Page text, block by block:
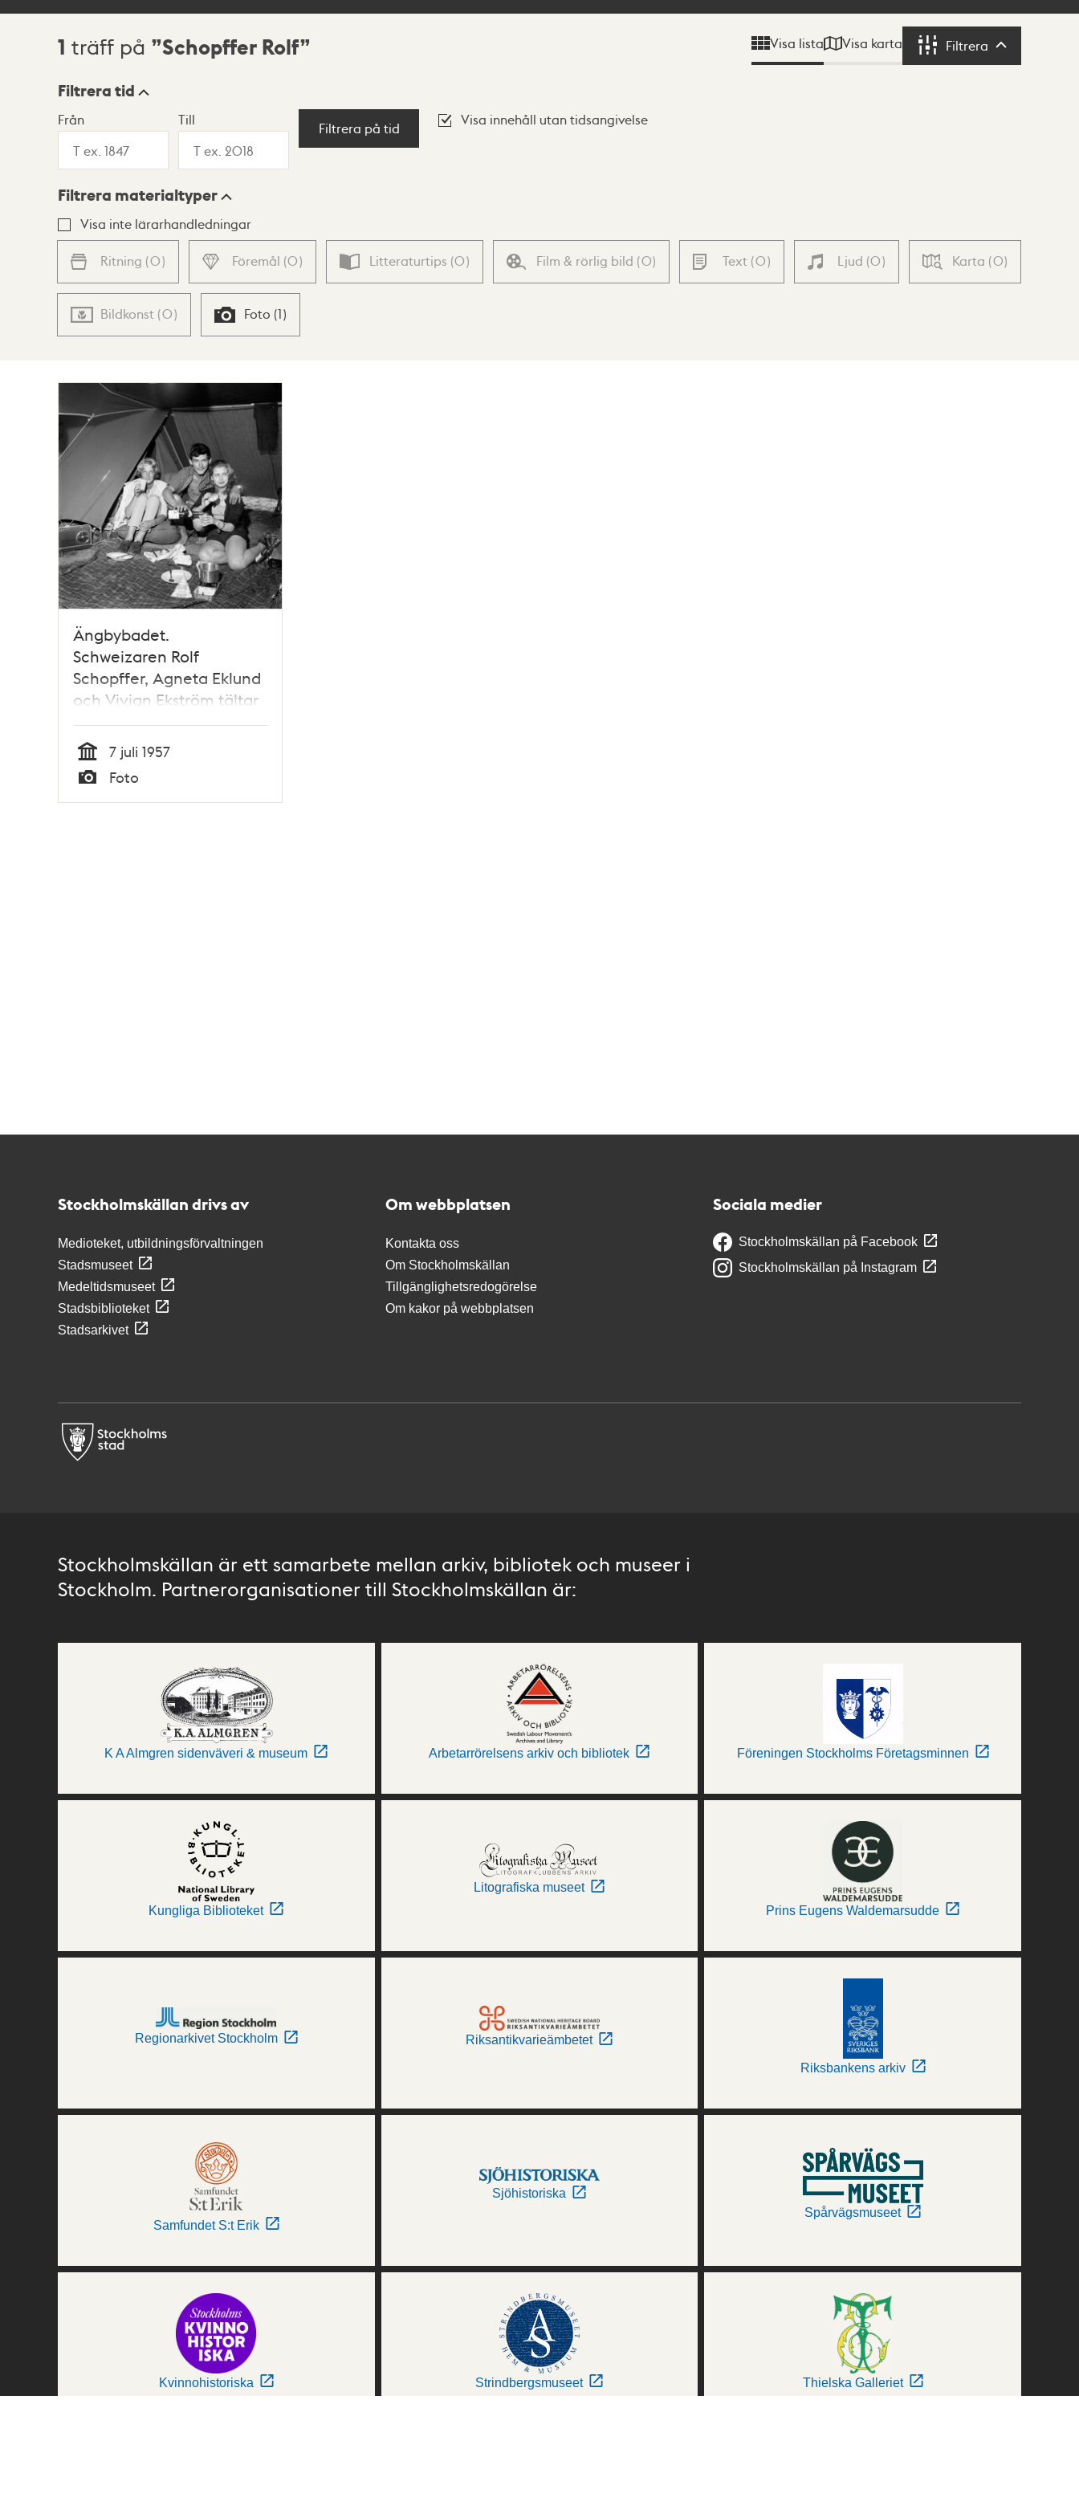
Sökresultat
1 träff på Schopffer Rolf Visa lista Visa karta Filtrera Filtrera
Visningsläge
Lista Karta
Filtrera tid
Från Till
Filtrera på tid
Visa innehåll utan tidsangivelse
Filtrera materialtyper
Visa inte lärarhandledningar
Ritning (0) Föremål (0) Litteraturtips (0) Film & rörlig bild (0) Text (0) Ljud (0) Karta (0)
Bildkonst (0) Foto (1)
Ängbybadet.
Schweizaren Rolf
Schopffer, Agneta Eklund
och Vivian Ekström tältar
Tid
7 juli 1957
Typ
Foto
Stockholmskällan drivs av
Medioteket, utbildningsförvaltningen
Stadsmuseet
Medeltidsmuseet
Stadsbiblioteket
Stadsarkivet
Om webbplatsen
Kontakta oss
Om Stockholmskällan
Tillgänglighetsredogörelse
Om kakor på webbplatsen
Sociala medier
Stockholmskällan på Facebook
Stockholmskällan på Instagram
Stockholmskällan är ett samarbete mellan arkiv, bibliotek och museer i
Stockholm. Partnerorganisationer till Stockholmskällan är:
K A Almgren sidenväveri & museum Arbetarrörelsens arkiv och bibliotek Föreningen Stockholms Företagsminnen
Kungliga Biblioteket
Litografiska museet
Prins Eugens Waldemarsudde
Regionarkivet Stockholm Riksantikvarieämbetet
Riksbankens arkiv
Samfundet S:t Erik
Sjöhistoriska
Spårvägsmuseet
Kvinnohistoriska Strindbergsmuseet Thielska Galleriet